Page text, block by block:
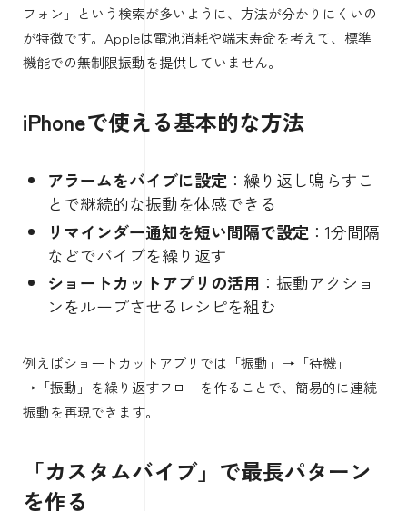
フォン」という検索が多いように、方法が分かりにくいの
が特徴です。Appleは電池消耗や端末寿命を考えて、標準
機能での無制限振動を提供していません。
iPhoneで使える基本的な方法
アラームをバイブに設定 ：繰り返し鳴らすこ
とで継続的な振動を体感できる
リマインダー通知を短い間隔で設定 ：1分間隔
などでバイブを繰り返す
ショートカットアプリの活用 ：振動アクショ
ンをループさせるレシピを組む
例えばショートカットアプリでは「振動」→「待機」
→「振動」を繰り返すフローを作ることで、簡易的に連続
振動を再現できます。
「カスタムバイブ」で最長パターン
を作る